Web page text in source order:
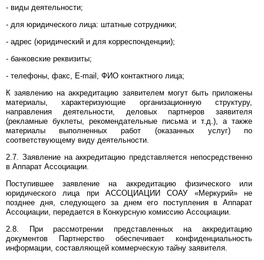
- виды деятельности;
- для юридического лица: штатные сотрудники;
- адрес (юридический и для корреспонденции);
- банковские реквизиты;
- телефоны, факс, E-mail, ФИО контактного лица;
К заявлению на аккредитацию заявителем могут быть приложены
материалы, характеризующие организационную структуру,
направления деятельности, деловых партнеров заявителя
(рекламные буклеты, рекомендательные письма и т.д.), а также
материалы выполненных работ (оказанных услуг) по
соответствующему виду деятельности.
2.7. Заявление на аккредитацию представляется непосредственно
в Аппарат Ассоциации.
Поступившее заявление на аккредитацию физического или
юридического лица при АССОЦИАЦИИ СОАУ «Меркурий» не
позднее дня, следующего за днем его поступления в Аппарат
Ассоциации, передается в Конкурсную комиссию Ассоциации.
2.8. При рассмотрении представленных на аккредитацию
документов Партнерство обеспечивает конфиденциальность
информации, составляющей коммерческую тайну заявителя.